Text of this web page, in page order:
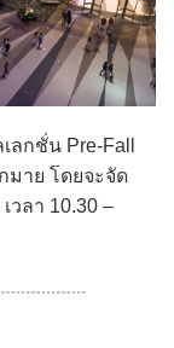
ชั่น Pre-Fall
มาย โดยจะจัด
วลา 10.30 –